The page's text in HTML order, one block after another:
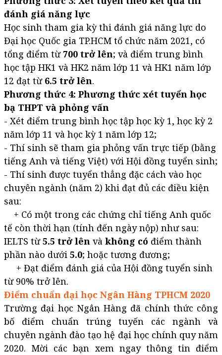
đánh giá năng lực
Học sinh tham gia kỳ thi đánh giá năng lực do
Đại học Quốc gia TP.HCM tổ chức năm 2021, có
tổng điểm từ 700 trở lên; và điểm trung bình
học tập HK1 và HK2 năm lớp 11 và HK1 năm lớp
12 đạt từ 6.5 trở lên.
Phương thức 4: Phương thức xét tuyển học
bạ THPT và phỏng vấn
- Xét điểm trung bình học tập học kỳ 1, học kỳ 2
năm lớp 11 và học kỳ 1 năm lớp 12;
- Thí sinh sẽ tham gia phỏng vấn trực tiếp (bằng
tiếng Anh và tiếng Việt) với Hội đồng tuyển sinh;
- Thí sinh được tuyển thẳng đặc cách vào học
chuyên ngành (năm 2) khi đạt đủ các điều kiện
sau:
+ Có một trong các chứng chỉ tiếng Anh quốc
tế còn thời hạn (tính đến ngày nộp) như sau:
IELTS từ5.5 trở lên và không có điểm thành
phần nào dưới 5.0; hoặc tương đương;
+ Đạt điểm đánh giá của Hội đồng tuyển sinh
từ 90% trở lên.
Điểm chuẩn đại học Ngân Hàng TPHCM 2020
Trường đại học Ngân Hàng đã chính thức công
bố điểm chuẩn trúng tuyến các ngành và
chuyên ngành đào tạo hệ đại học chính quy năm
2020. Mời các bạn xem ngay thông tin điểm